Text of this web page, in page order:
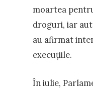
moartea
droguri, iar
au afirmat
execuțiile.
În iulie,